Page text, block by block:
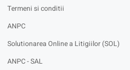
Termeni si conditii
ANPC
Solutionarea Online a Litigiilor (SOL)
ANPC - SAL